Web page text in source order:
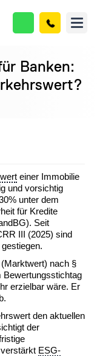
Banken:
einer Immobilie
und vorsichtig
unter dem
für Kredite
Seit
III (2025) sind
nach §
Bewertungsstichtag
erzielbar wäre. Er
den aktuellen
der
ESG-